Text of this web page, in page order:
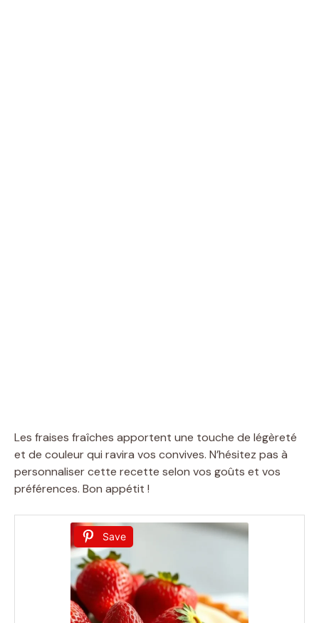
Les fraises fraîches apportent une touche de légèreté
et de couleur qui ravira vos convives. N’hésitez pas à
personnaliser cette recette selon vos goûts et vos
préférences. Bon appétit !
Save